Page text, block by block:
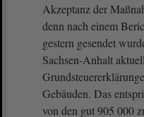
Akzeptanz der
denn nach einem
gestern gesendet
Sachsen-Anhalt
Gebäuden. Das
von den gut 905 000